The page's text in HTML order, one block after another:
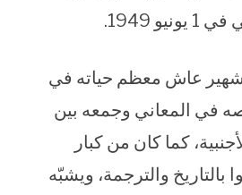
شهير عاش معظم حياته في
في المعاني وجمعه بين
كما كان من كبار
بالتاريخ والترجمة، ويشبّه